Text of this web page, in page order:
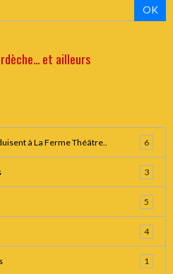
OK
et ailleurs
à La Ferme Théâtre.. 6
3
5
4
1